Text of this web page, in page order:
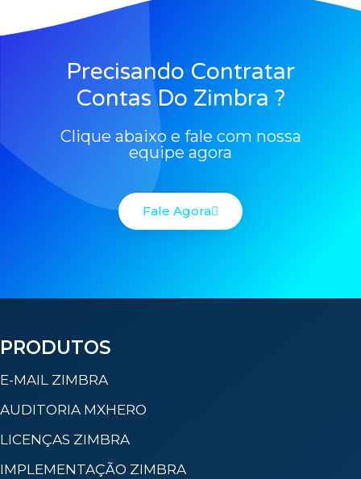
Precisando Contratar
Contas Do Zimbra ?
Clique abaixo e fale com nossa
equipe agora
Fale Agora
PRODUTOS
E-MAIL ZIMBRA
AUDITORIA MXHERO
LICENÇAS ZIMBRA
IMPLEMENTAÇÃO ZIMBRA